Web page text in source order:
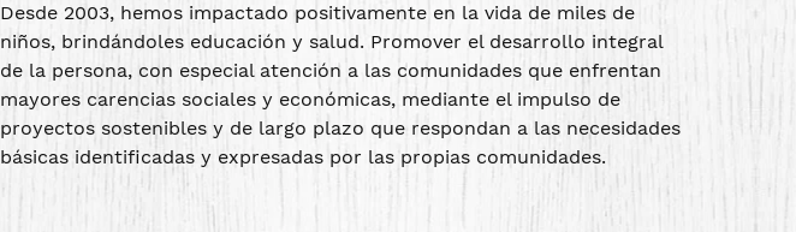
Desde 2003, hemos impactado positivamente en la vida de miles de
niños, brindándoles educación y salud. Promover el desarrollo integral
de la persona, con especial atención a las comunidades que enfrentan
mayores carencias sociales y económicas, mediante el impulso de
proyectos sostenibles y de largo plazo que respondan a las necesidades
básicas identificadas y expresadas por las propias comunidades.